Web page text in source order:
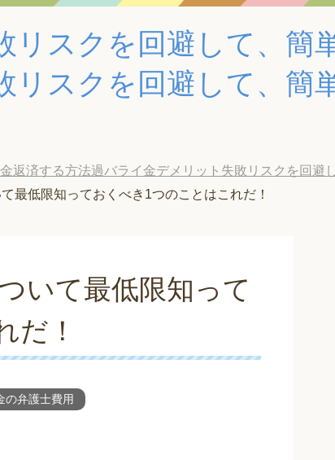
リスクを回避して、簡
リスクを回避して、簡
返済する方法過バライ金デメリット失敗リスクを回避
最低限知っておくべき1つのことはこれだ！
いて最低限知って
だ！
の弁護士費用